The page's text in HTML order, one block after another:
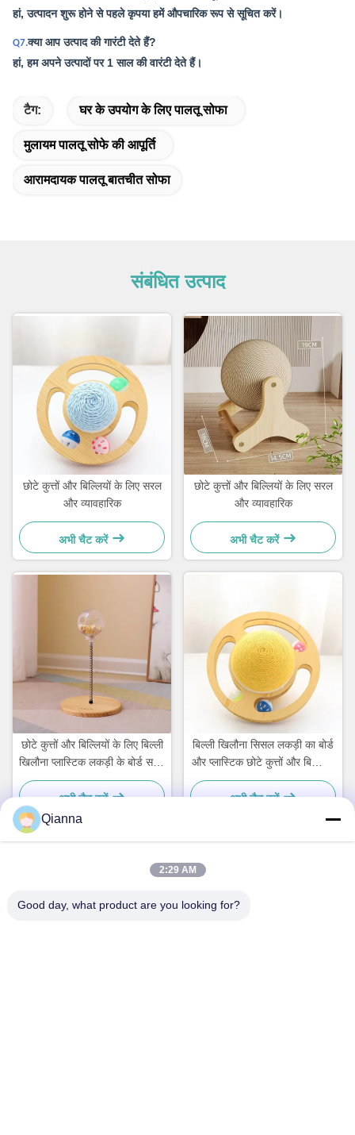
हां, उत्पादन शुरू होने से पहले कृपया हमें औपचारिक रूप से सूचित करें।
Q7.क्या आप उत्पाद की गारंटी देते हैं?
हां, हम अपने उत्पादों पर 1 साल की वारंटी देते हैं।
टैग: घर के उपयोग के लिए पालतू सोफा
मुलायम पालतू सोफे की आपूर्ति
आरामदायक पालतू बातचीत सोफा
संबंधित उत्पाद
छोटे कुत्तों और बिल्लियों के लिए सरल
और व्यावहारिक
अभी चैट करें
छोटे कुत्तों और बिल्लियों के लिए सरल
और व्यावहारिक
अभी चैट करें
छोटे कुत्तों और बिल्लियों के लिए बिल्ली
खिलौना प्लास्टिक लकड़ी के बोर्ड सरल
और व्यावहारिक
अभी चैट करें
बिल्ली खिलौना सिसल लकड़ी का बोर्ड
और प्लास्टिक छोटे कुत्तों और बिल्लियों
के लिए सरल और व्यावहारिक
अभी चैट करें
Qianna
2:29 AM
Good day, what product are you looking for?